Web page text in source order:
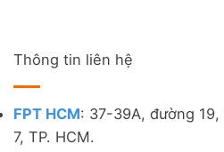
Thông tin liên hệ
FPT HCM: 37-39A, đường 19,
7, TP. HCM.